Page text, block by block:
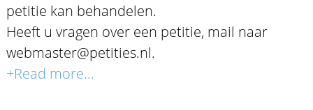
petitie kan behandelen.
Heeft u vragen over een petitie, mail naar
webmaster@petities.nl.
+Read more...